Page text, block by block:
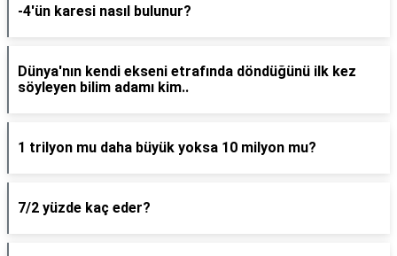
-4'ün karesi nasıl bulunur?
Dünya'nın kendi ekseni etrafında döndüğünü ilk kez
söyleyen bilim adamı kim..
1 trilyon mu daha büyük yoksa 10 milyon mu?
7/2 yüzde kaç eder?